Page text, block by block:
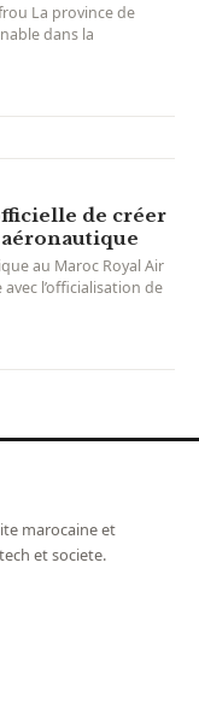
La province de
dans la
de créer
au Maroc Royal Air
l’officialisation de
marocaine et
et societe.